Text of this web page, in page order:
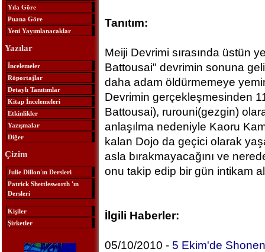
Yıla Göre
Puana Göre
Yeni Yayımlanacaklar
Yazılar
İncelemeler
Röportajlar
Detaylı Tanıtımlar
Kitap İncelemeleri
Etkinlikler
Yazışmalar
Diğer
Çizim
Julie Dillon'ın Dersleri
Patrick Shettlesworth 'ın
Dersleri
Kişiler
Şirketler
Tanıtım:
Meiji Devrimi sırasında üstün
Battousai" devrimin sonuna
daha adam öldürmemeye
Devrimin gerçekleşmesinden
Battousai), rurouni(gezgin)
anlaşılma nedeniyle Kaoru
kalan Dojo da geçici olarak
asla bırakmayacağını ve
onu takip edip bir gün intikam
İlgili Haberler:
05/10/2010 - 5 Ekim'de